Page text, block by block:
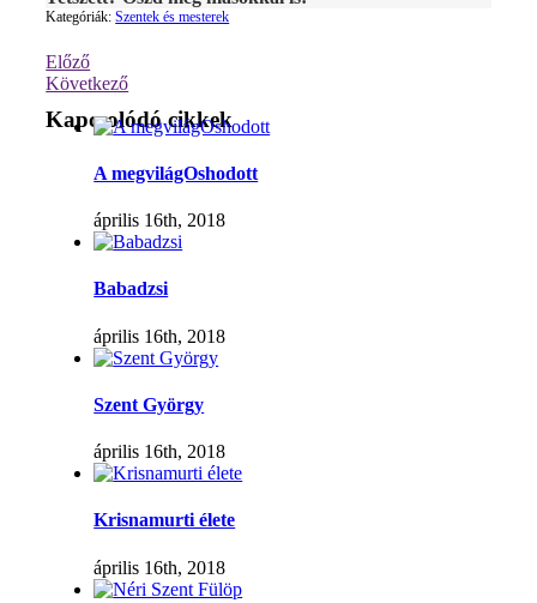
Kategóriák:Szentek és mesterek
Előző
Következő
Kapcsolódó cikkek
A megvilágOshodott
április 16th, 2018
Babadzsi
április 16th, 2018
Szent György
április 16th, 2018
Krisnamurti élete
április 16th, 2018